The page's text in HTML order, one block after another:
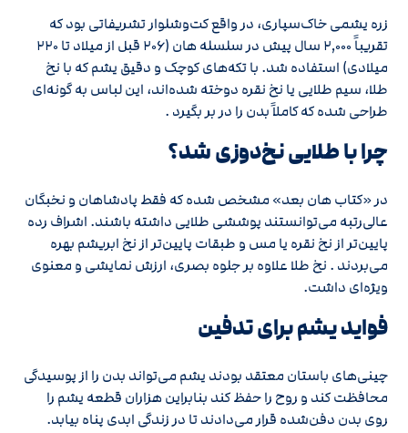
زره یشمی خاک‌سپاری، در واقع کت‌وشلوار تشریفاتی بود که
تقریباً ۲٬۰۰۰ سال پیش در سلسله هان (۲۰۶ قبل از میلاد تا ۲۲۰
میلادی) استفاده شد. با تکه‌های کوچک و دقیق یشم که با نخ
طلا، سیم طلایی یا نخ نقره دوخته شده‌اند، این لباس به گونه‌ای
طراحی شده که کاملاً بدن را در بر بگیرد .
چرا با طلایی نخ‌دوزی شد؟
در «کتاب هان بعد» مشخص شده که فقط پادشاهان و نخبگان
عالی‌رتبه می‌توانستند پوششی طلایی داشته باشند. اشراف رده
پایین‌تر از نخ نقره‌ یا مس و طبقات پایین‌تر از نخ ابریشم بهره
می‌بردند . نخ طلا علاوه بر جلوه بصری، ارزش نمایشی و معنوی
ویژه‌ای داشت.
فواید یشم برای تدفین
چینی‌های باستان معتقد بودند یشم می‌تواند بدن را از پوسیدگی
محافظت کند و روح را حفظ کند بنابراین هزاران قطعه یشم را
روی بدن دفن‌شده قرار می‌دادند تا در زندگی ابدی پناه بیابد.